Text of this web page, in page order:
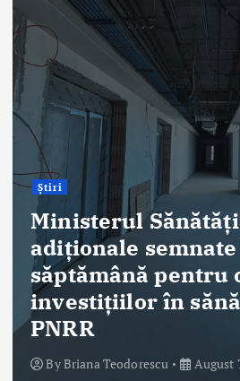
Știri
ANT: Trei
și țesuturi la
în ultimele 48 de ore
By Briana Teodorescu August
Despre Noi
Ro Health Review Strategies,